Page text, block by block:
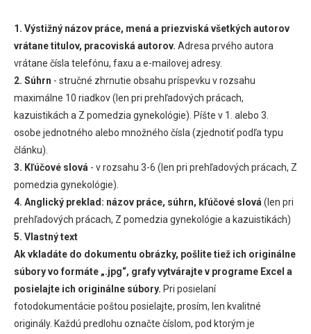
1. Výstižný názov práce, mená a priezviská všetkých autorov
vrátane titulov, pracoviská autorov. Adresa prvého autora
vrátane čísla telefónu, faxu a e-mailovej adresy.
2. Súhrn - stručné zhrnutie obsahu príspevku v rozsahu
maximálne 10 riadkov (len pri prehľadových prácach,
kazuistikách a Z pomedzia gynekológie). Píšte v 1. alebo 3.
osobe jednotného alebo množného čísla (zjednotiť podľa typu
článku).
3. Kľúčové slová - v rozsahu 3-6 (len pri prehľadových prácach, Z
pomedzia gynekológie).
4. Anglický preklad: názov práce, súhrn, kľúčové slová (len pri
prehľadových prácach, Z pomedzia gynekológie a kazuistikách)
5. Vlastný text
Ak vkladáte do dokumentu obrázky, pošlite tiež ich originálne
súbory vo formáte „.jpg“, grafy vytvárajte v programe Excel a
posielajte ich originálne súbory. Pri posielaní
fotodokumentácie poštou posielajte, prosím, len kvalitné
originály. Každú predlohu označte číslom, pod ktorým je